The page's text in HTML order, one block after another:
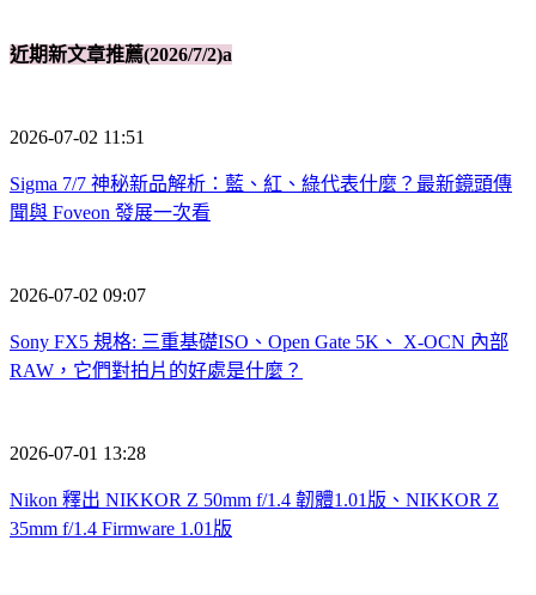
近期新文章推薦(2026/7/2)a
2026-07-02 11:51
Sigma 7/7 神秘新品解析：藍、紅、綠代表什麼？最新鏡頭傳
聞與 Foveon 發展一次看
2026-07-02 09:07
Sony FX5 規格: 三重基礎ISO、Open Gate 5K、 X-OCN 內部
RAW，它們對拍片的好處是什麼？
2026-07-01 13:28
Nikon 釋出 NIKKOR Z 50mm f/1.4 韌體1.01版、NIKKOR Z
35mm f/1.4 Firmware 1.01版